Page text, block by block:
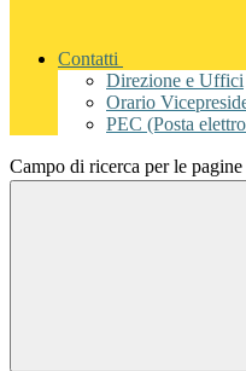
Contatti
Direzione e Uffici
Orario
PEC (Posta
Campo di ricerca per le